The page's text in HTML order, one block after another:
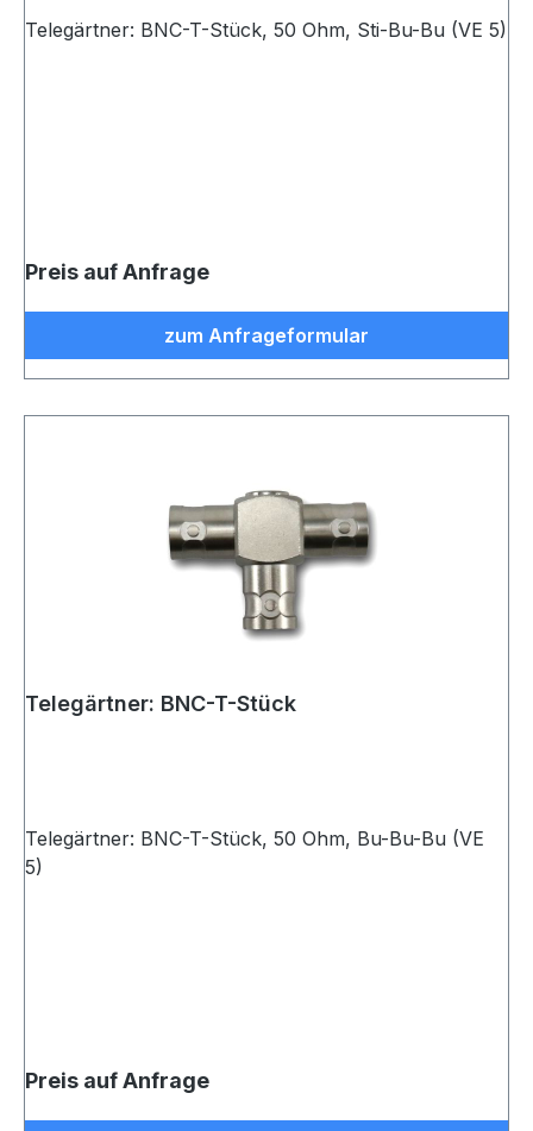
Telegärtner: BNC-T-Stück, 50 Ohm, Sti-Bu-Bu (VE 5)
Preis auf Anfrage
zum Anfrageformular
Telegärtner: BNC-T-Stück
Telegärtner: BNC-T-Stück, 50 Ohm, Bu-Bu-Bu (VE
5)
Preis auf Anfrage